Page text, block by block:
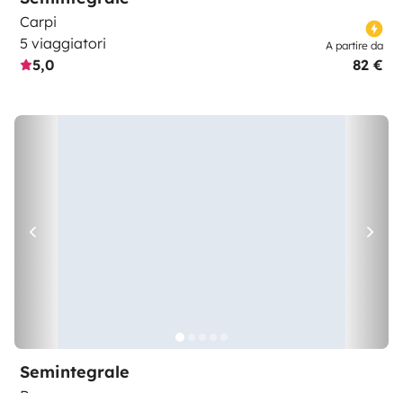
Carpi
5 viaggiatori
5,0
A partire da
82 €
Semintegrale